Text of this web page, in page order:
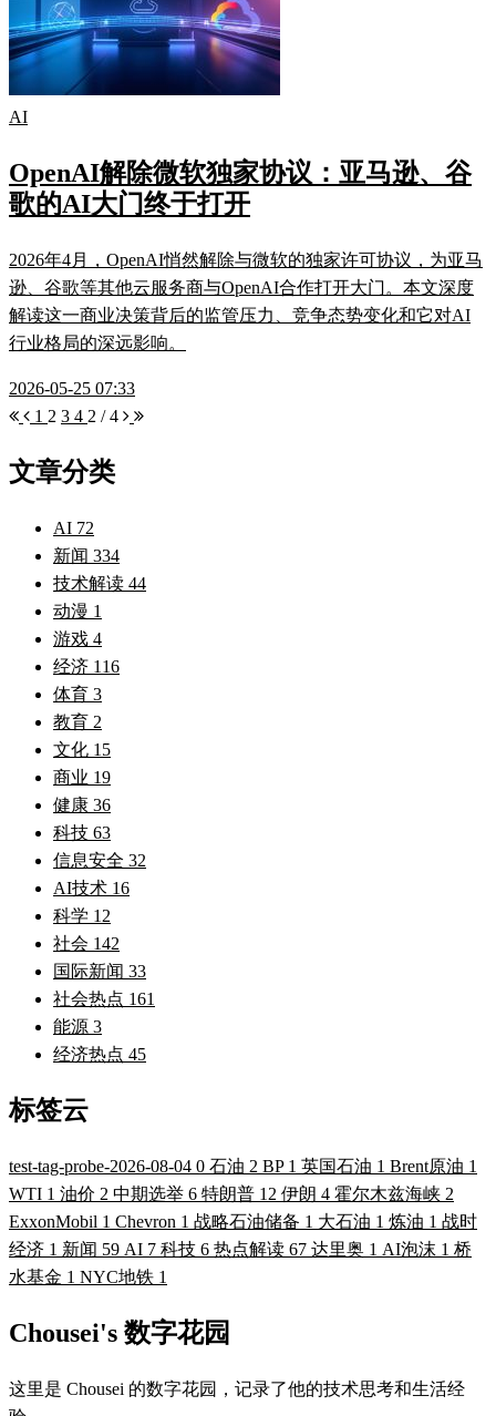
AI
OpenAI解除微软独家协议：亚马逊、谷
歌的AI大门终于打开
2026年4月，OpenAI悄然解除与微软的独家许可协议，为亚马
逊、谷歌等其他云服务商与OpenAI合作打开大门。本文深度
解读这一商业决策背后的监管压力、竞争态势变化和它对AI
行业格局的深远影响。
2026-05-25 07:33
1 2 3 4 2 / 4
文章分类
AI 72
新闻 334
技术解读 44
动漫 1
游戏 4
经济 116
体育 3
教育 2
文化 15
商业 19
健康 36
科技 63
信息安全 32
AI技术 16
科学 12
社会 142
国际新闻 33
社会热点 161
能源 3
经济热点 45
标签云
test-tag-probe-2026-08-04 0 石油 2 BP 1 英国石油 1 Brent原油 1
WTI 1 油价 2 中期选举 6 特朗普 12 伊朗 4 霍尔木兹海峡 2
ExxonMobil 1 Chevron 1 战略石油储备 1 大石油 1 炼油 1 战时
经济 1 新闻 59 AI 7 科技 6 热点解读 67 达里奥 1 AI泡沫 1 桥
水基金 1 NYC地铁 1
Chousei's 数字花园
这里是 Chousei 的数字花园，记录了他的技术思考和生活经